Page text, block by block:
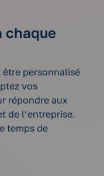
chaque
personnalisé
vos
répondre aux
de l’entreprise.
temps de